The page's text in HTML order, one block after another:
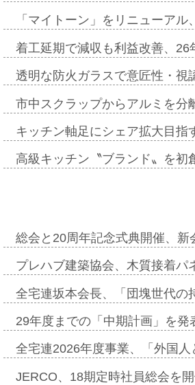
「マイトーン」をリニューア
着工延期で減収も利益改善、
透明な防火ガラスで意匠性・
市中スクラップからアルミを
キッチン軸足にシェア拡大目
高級キッチン〝ブランド〟を
総会と20周年記念式典開催、
プレハブ建築協会、木質接着
全宅連坂本会長、「団塊世代
29年度までの「中期計画」を
全宅連2026年度事業、「外国
JERCO、18期定時社員総会を